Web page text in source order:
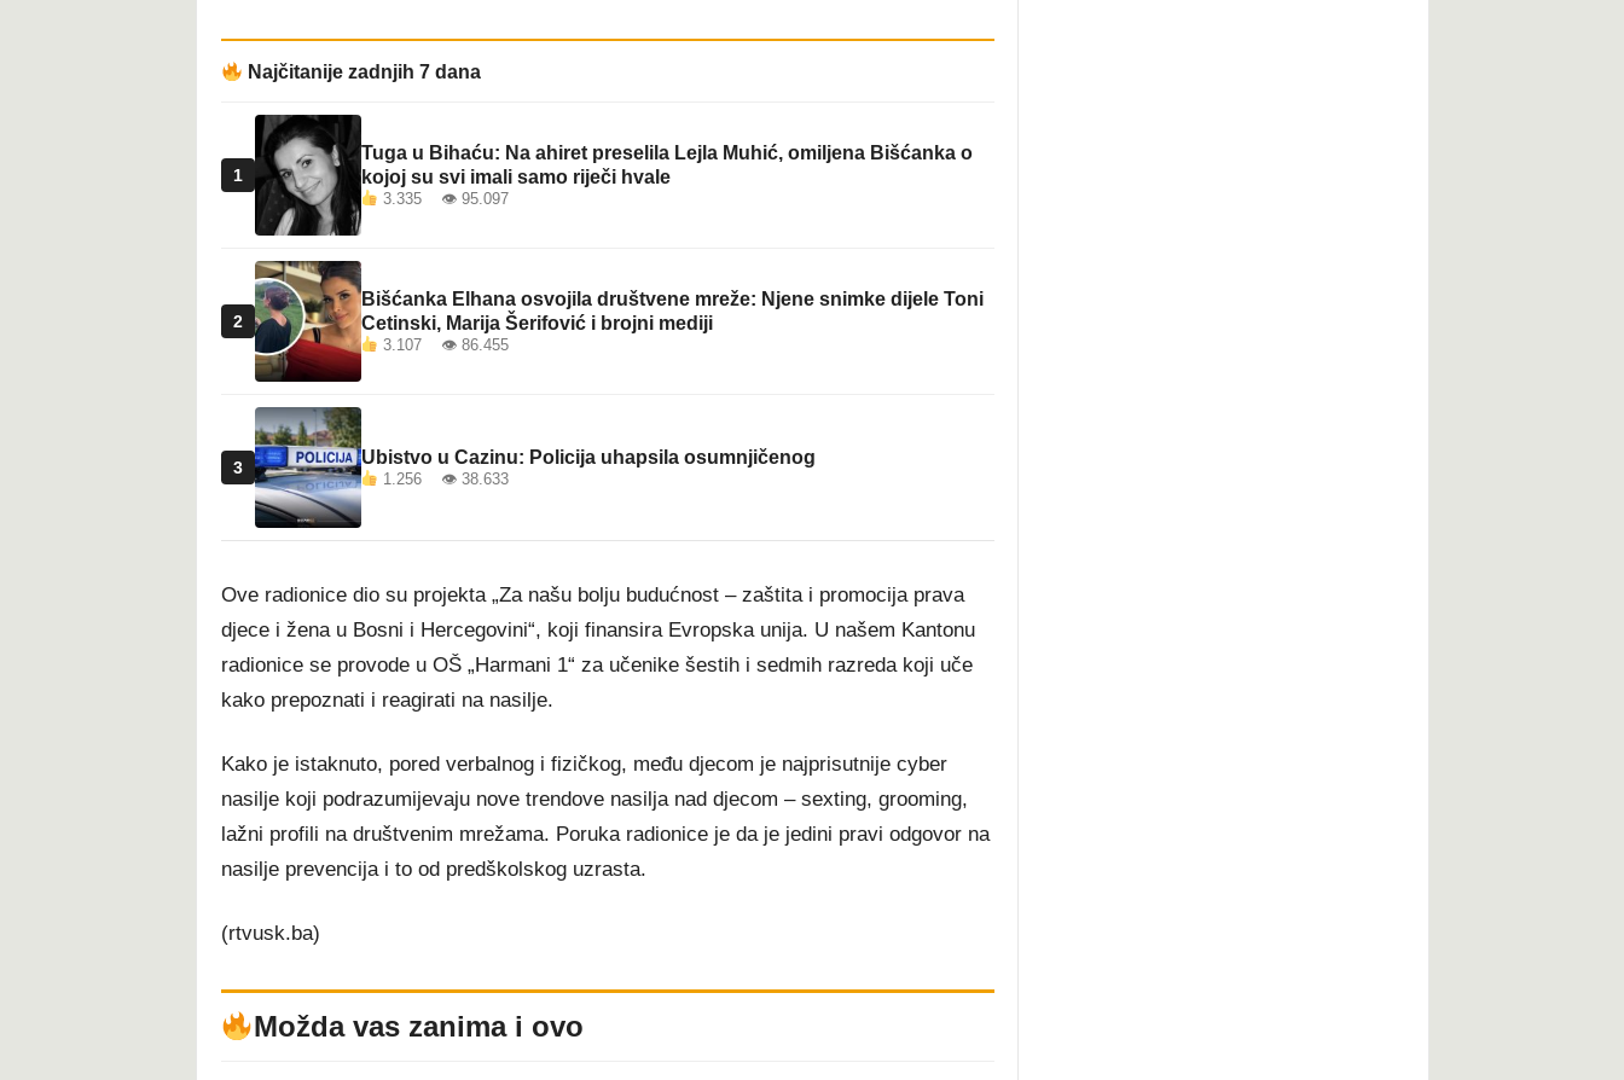
Najčitanije zadnjih 7 dana
1
Tuga u Bihaću: Na ahiret preselila Lejla Muhić, omiljena Bišćanka o
kojoj su svi imali samo riječi hvale
3.335 👁 95.097
2
Bišćanka Elhana osvojila društvene mreže: Njene snimke dijele Toni
Cetinski, Marija Šerifović i brojni mediji
3.107 👁 86.455
3 Ubistvo u Cazinu: Policija uhapsila osumnjičenog
1.256 👁 38.633
Ove radionice dio su projekta „Za našu bolju budućnost – zaštita i promocija prava
djece i žena u Bosni i Hercegovini“, koji finansira Evropska unija. U našem Kantonu
radionice se provode u OŠ „Harmani 1“ za učenike šestih i sedmih razreda koji uče
kako prepoznati i reagirati na nasilje.
Kako je istaknuto, pored verbalnog i fizičkog, među djecom je najprisutnije cyber
nasilje koji podrazumijevaju nove trendove nasilja nad djecom – sexting, grooming,
lažni profili na društvenim mrežama. Poruka radionice je da je jedini pravi odgovor na
nasilje prevencija i to od predškolskog uzrasta.
(rtvusk.ba)
Možda vas zanima i ovo